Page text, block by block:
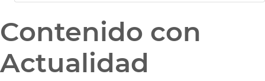
Contenido con
Actualidad